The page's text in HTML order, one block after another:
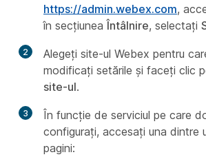
https://admin.webex.com,
în secțiunea Întâlnire, selectați
2
Alegeți site-ul Webex pentru
modificați setările și faceți clic
site-ul.
3
În funcție de serviciul pe care
configurați, accesați una dintre
pagini: